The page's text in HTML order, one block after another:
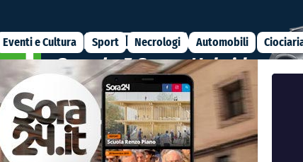
Eventi e Cultura Sport Necrologi Automobili